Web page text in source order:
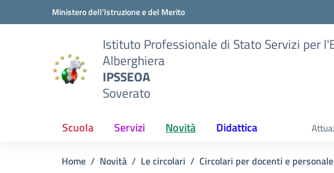
Vai ai contenuti
Vai al menu di navigazioneMinistero dell'Istruzione e del Merito
Istituto Professionale di Stato Servizi per
Alberghiera
IPSSEOA
Soverato
Scuola Servizi Novità Didattica
Home Novità Le circolari Circolari per docenti e personale